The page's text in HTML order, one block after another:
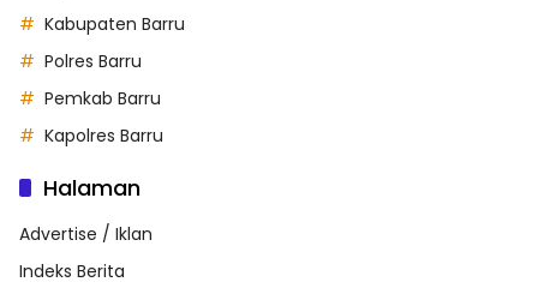
Kabupaten Barru
Polres Barru
Pemkab Barru
Kapolres Barru
Halaman
Advertise / Iklan
Indeks Berita